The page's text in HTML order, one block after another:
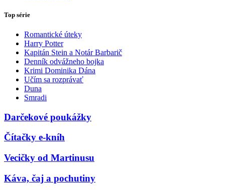
Top série
Romantické úteky
Harry Potter
Kapitán Stein a Notár Barbarič
Denník odvážneho bojka
Krimi Dominika Dána
Učím sa rozprávať
Duna
Smradi
Darčekové poukážky
Čítačky e-kníh
Vecičky od Martinusu
Káva, čaj a pochutiny